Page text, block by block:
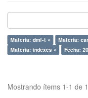
Materia: dmf-t × Materia:
Materia: indexes ×
Fecha:
Mostrando ítems 1-1 de 1